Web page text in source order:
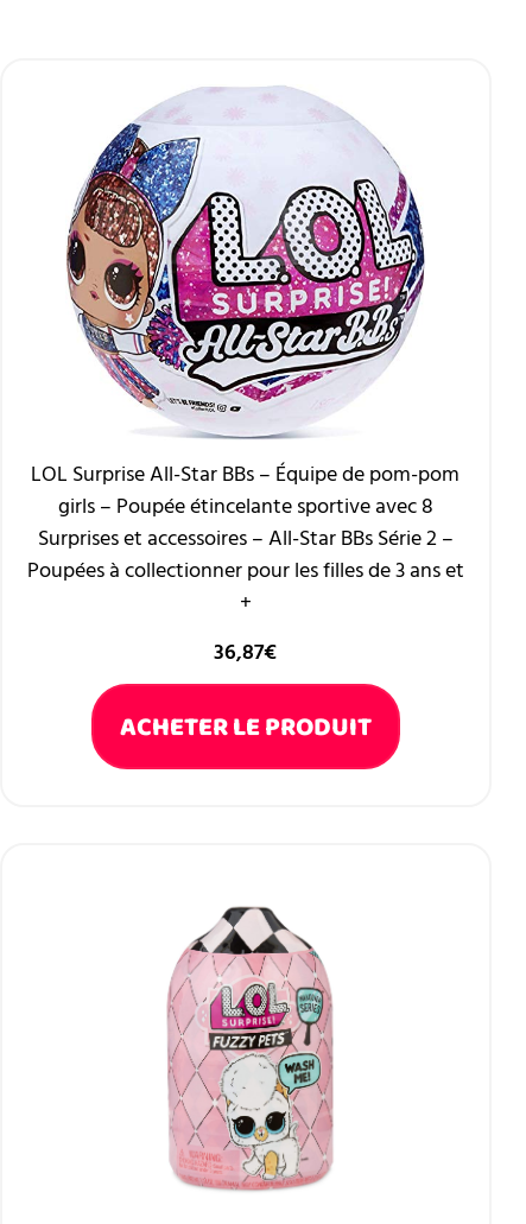
LOL Surprise All-Star BBs – Équipe de pom-pom
girls – Poupée étincelante sportive avec 8
Surprises et accessoires – All-Star BBs Série 2 –
Poupées à collectionner pour les filles de 3 ans et
+
36,87€
ACHETER LE PRODUIT